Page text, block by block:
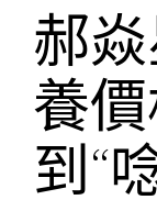
郝
養
到“